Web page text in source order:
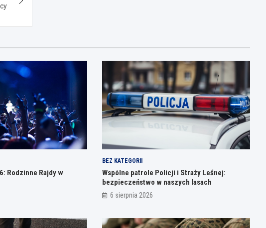
Rodzinne Rajdy w
BEZ KATEGORII
Wspólne patrole Policji i Straży Leśnej:
bezpieczeństwo w naszych lasach
6 sierpnia 2026